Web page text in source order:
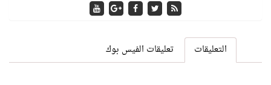
التعليقات تعليقات الفيس بوك